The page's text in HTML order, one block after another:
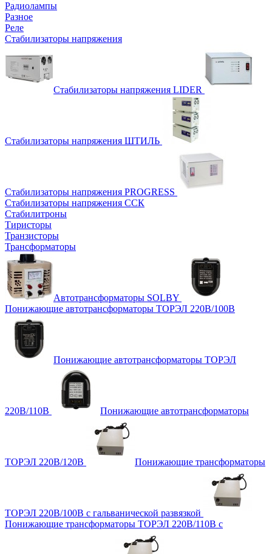
Радиолампы
Разное
Реле
Стабилизаторы напряжения
Стабилизаторы напряжения LIDER
Стабилизаторы напряжения ШТИЛЬ
Стабилизаторы напряжения PROGRESS
Стабилизаторы напряжения ССК
Стабилитроны
Тиристоры
Транзисторы
Трансформаторы
Автотрансформаторы SOLBY
Понижающие автотрансформаторы ТОРЭЛ 220В/100В
Понижающие автотрансформаторы ТОРЭЛ
220В/110В Понижающие автотрансформаторы
ТОРЭЛ 220В/120В Понижающие трансформаторы
ТОРЭЛ 220В/100В с гальванической развязкой
Понижающие трансформаторы ТОРЭЛ 220В/110В с